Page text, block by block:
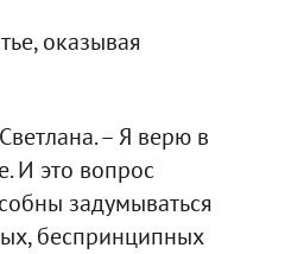
оказывая
– Я верю в
И это вопрос
задумываться
беспринципных